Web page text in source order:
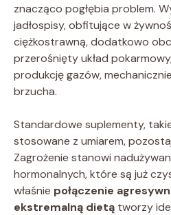
znacząco pogłębia problem.
jadłospisy, obfitujące w
ciężkostrawną, dodatkowo
przerośnięty układ
produkcję gazów,
brzucha.
Standardowe suplementy,
stosowane z umiarem,
Zagrożenie stanowi
hormonalnych, które są już
właśnie połączenie
ekstremalną dietą tworzy